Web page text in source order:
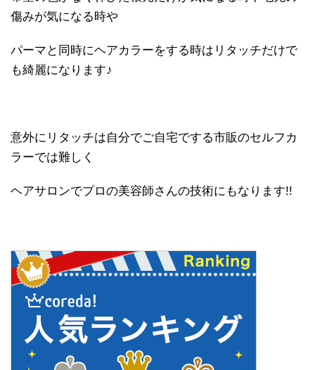
傷みが気になる時や
パーマと同時にヘアカラーをする時はリタッチだけで
も綺麗になります♪
意外にリタッチは自分でご自宅でする市販のセルフカ
ラーでは難しく
ヘアサロンでプロの美容師さんの技術にもなります!!